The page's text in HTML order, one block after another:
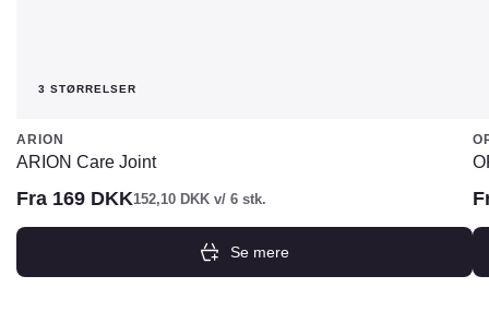
3 STØRRELSER
ARION
ARION Care Joint
Fra 169 DKK152,10 DKK v/ 6 stk.
Se mere